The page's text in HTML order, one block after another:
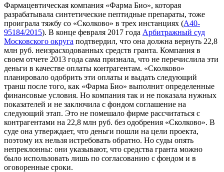
Фармацевтическая компания «Фарма Био», которая
разрабатывала синтетические пептидные препараты, тоже
проиграла тяжбу со «Сколково» в трех инстанциях (А40-
95184/2015). В конце февраля 2017 года Арбитражный суд
Московского округа подтвердил, что она должна вернуть 22,8
млн руб. неизрасходованных средств гранта. Компания в
своем отчете 2013 года сама признала, что не перечислила эти
деньги в качестве оплаты контрагентам. «Сколково»
планировало одобрить эти оплаты и выдать следующий
транш после того, как «Фарма Био» выполнит определенные
финансовые условия. Но компания так и не показала нужных
показателей и не заключила с фондом соглашение на
следующий этап. Это не помешало фирме рассчитаться с
контрагентами на 22,8 млн руб. без одобрения «Сколково». В
суде она утверждает, что деньги пошли на цели проекта,
поэтому их нельзя истребовать обратно. Но суды опять
непреклонны: они указывают, что средства гранта можно
было использовать лишь по согласованию с фондом и в
оговоренные сроки.